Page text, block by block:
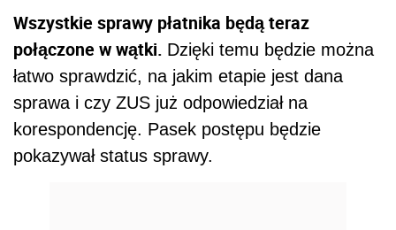
Wszystkie sprawy płatnika będą teraz
połączone w wątki. Dzięki temu będzie można
łatwo sprawdzić, na jakim etapie jest dana
sprawa i czy ZUS już odpowiedział na
korespondencję. Pasek postępu będzie
pokazywał status sprawy.